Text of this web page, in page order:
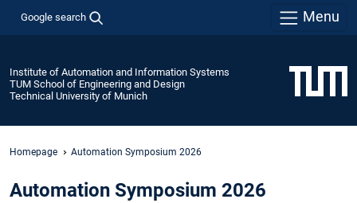
Google search Menu
Institute of Automation and Information Systems
TUM School of Engineering and Design
Technical University of Munich
Homepage Automation Symposium 2026
Automation Symposium 2026